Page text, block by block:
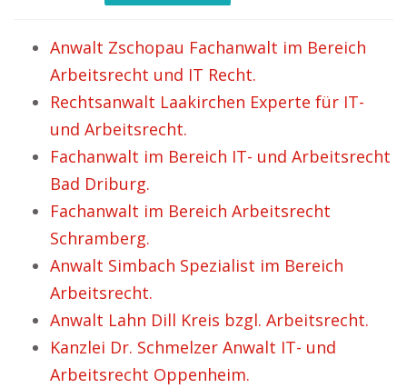
Anwalt Zschopau Fachanwalt im Bereich
Arbeitsrecht und IT Recht.
Rechtsanwalt Laakirchen Experte für IT-
und Arbeitsrecht.
Fachanwalt im Bereich IT- und Arbeitsrecht
Bad Driburg.
Fachanwalt im Bereich Arbeitsrecht
Schramberg.
Anwalt Simbach Spezialist im Bereich
Arbeitsrecht.
Anwalt Lahn Dill Kreis bzgl. Arbeitsrecht.
Kanzlei Dr. Schmelzer Anwalt IT- und
Arbeitsrecht Oppenheim.